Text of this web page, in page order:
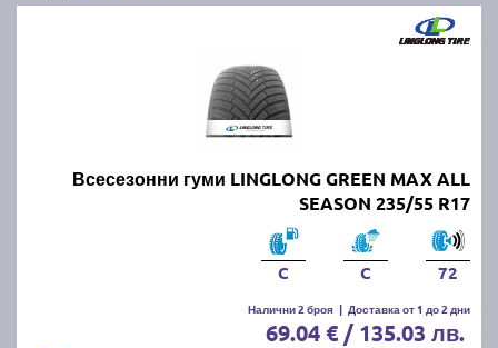
Всесезонни гуми LINGLONG GREEN MAX ALL
SEASON 235/55 R17
C C 72
Налични 2 броя | Доставка от 1 до 2 дни
69.04 € / 135.03 лв.